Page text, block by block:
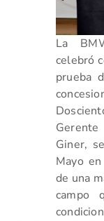
La
celebró
prueba
Giner,
Mayo
de una
campo